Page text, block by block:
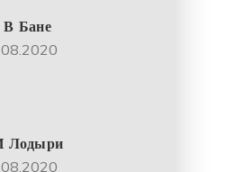
Бане
Лодыри